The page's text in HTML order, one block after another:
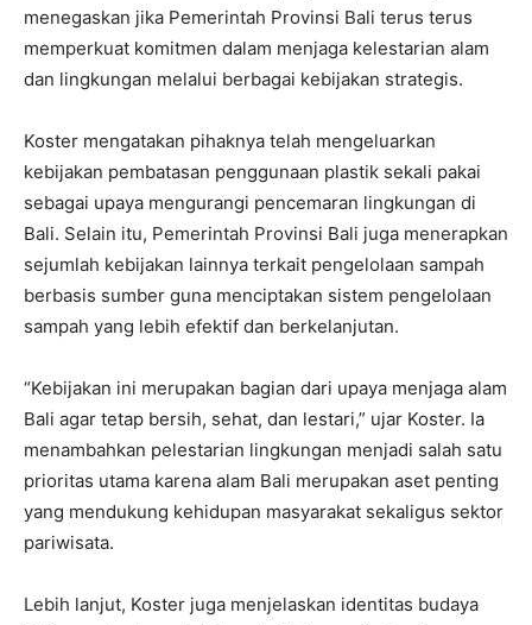
menegaskan jika Pemerintah Provinsi Bali terus terus
memperkuat komitmen dalam menjaga kelestarian alam
dan lingkungan melalui berbagai kebijakan strategis.
Koster mengatakan pihaknya telah mengeluarkan
kebijakan pembatasan penggunaan plastik sekali pakai
sebagai upaya mengurangi pencemaran lingkungan di
Bali. Selain itu, Pemerintah Provinsi Bali juga menerapkan
sejumlah kebijakan lainnya terkait pengelolaan sampah
berbasis sumber guna menciptakan sistem pengelolaan
sampah yang lebih efektif dan berkelanjutan.
“Kebijakan ini merupakan bagian dari upaya menjaga alam
Bali agar tetap bersih, sehat, dan lestari,” ujar Koster. Ia
menambahkan pelestarian lingkungan menjadi salah satu
prioritas utama karena alam Bali merupakan aset penting
yang mendukung kehidupan masyarakat sekaligus sektor
pariwisata.
Lebih lanjut, Koster juga menjelaskan identitas budaya